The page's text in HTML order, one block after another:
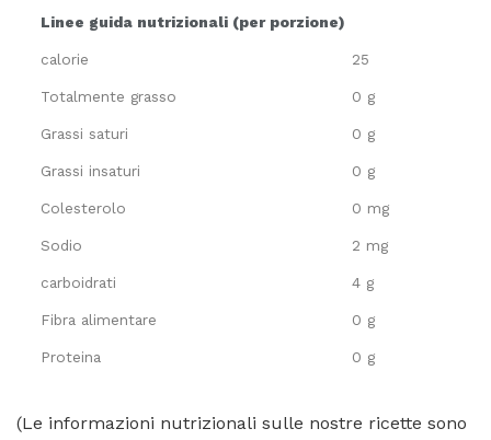
Linee guida nutrizionali (per porzione)
calorie 25
Totalmente grasso 0 g
Grassi saturi 0 g
Grassi insaturi 0 g
Colesterolo 0 mg
Sodio 2 mg
carboidrati 4 g
Fibra alimentare 0 g
Proteina 0 g
(Le informazioni nutrizionali sulle nostre ricette sono